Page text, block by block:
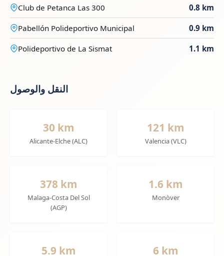
Club de Petanca Las 300 0.8 km
Pabellón Polideportivo Municipal 0.9 km
Polideportivo de La Sismat 1.1 km
النقل والوصول
30 km
Alicante-Elche (ALC)
121 km
Valencia (VLC)
378 km
Malaga-Costa Del Sol
(AGP)
1.6 km
Monòver
5.9 km 6 km